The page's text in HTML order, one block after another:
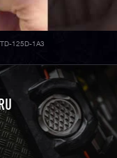
125D-1A3